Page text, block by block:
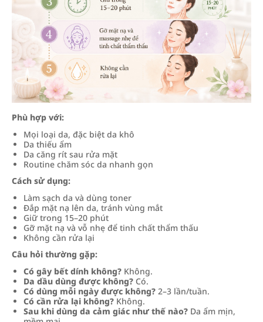
Phù hợp với:
Mọi loại da, đặc biệt da khô
Da thiếu ẩm
Da căng rít sau rửa mặt
Routine chăm sóc da nhanh gọn
Cách sử dụng:
Làm sạch da và dùng toner
Đắp mặt nạ lên da, tránh vùng mắt
Giữ trong 15–20 phút
Gỡ mặt nạ và vỗ nhẹ để tinh chất thẩm thấu
Không cần rửa lại
Câu hỏi thường gặp:
Có gây bết dính không? Không.
Da dầu dùng được không? Có.
Có dùng mỗi ngày được không? 2–3 lần/tuần.
Có cần rửa lại không? Không.
Sau khi dùng da cảm giác như thế nào? Da ẩm mịn,